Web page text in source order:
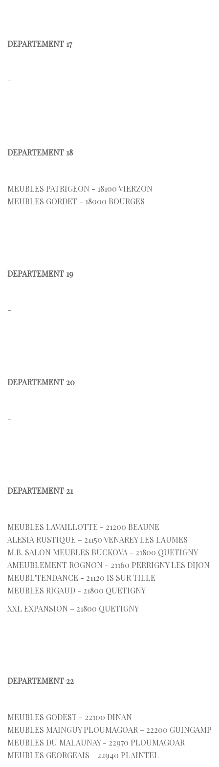
DEPARTEMENT 17
-
DEPARTEMENT 18
MEUBLES PATRIGEON - 18100 VIERZON
MEUBLES GORDET - 18000 BOURGES
DEPARTEMENT 19
-
DEPARTEMENT 20
-
DEPARTEMENT 21
MEUBLES LAVAILLOTTE - 21200 BEAUNE
ALESIA RUSTIQUE – 21150 VENAREY LES LAUMES
M.B. SALON MEUBLES BUCKOVA - 21800 QUETIGNY
AMEUBLEMENT ROGNON - 21160 PERRIGNY LES DIJON
MEUBL'TENDANCE - 21120 IS SUR TILLE
MEUBLES RIGAUD - 21800 QUETIGNY
XXL EXPANSION – 21800 QUETIGNY
DEPARTEMENT 22
MEUBLES GODEST - 22100 DINAN
MEUBLES MAINGUY PLOUMAGOAR – 22200 GUINGAMP
MEUBLES DU MALAUNAY - 22970 PLOUMAGOAR
MEUBLES GEORGEAIS - 22940 PLAINTEL